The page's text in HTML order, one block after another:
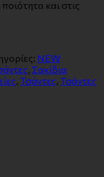
και στις
NEW
Σακίδια
Τσάντες Τσάντες